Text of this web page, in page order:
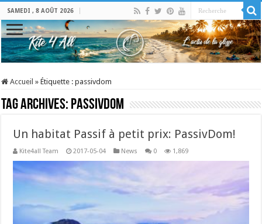
SAMEDI , 8 AOÛT 2026
Accueil » Étiquette :passivdom
Tag Archives: passivdom
Un habitat Passif à petit prix: PassivDom!
Kite4all Team 2017-05-04 News 0 1,869